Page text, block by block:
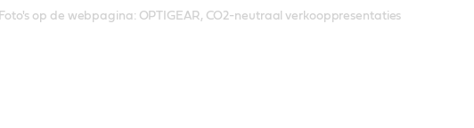
Foto's op de webpagina: OPTIGEAR, CO2-neutraal verkooppresentaties